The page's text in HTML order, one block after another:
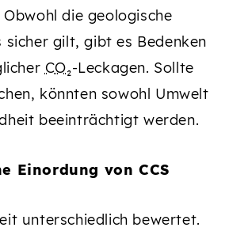
die geologische
sicher gilt, gibt es Bedenken
CO₂-Leckagen. Sollte
könnten sowohl Umwelt
beeinträchtigt werden.
Einordung von CCS
unterschiedlich bewertet.